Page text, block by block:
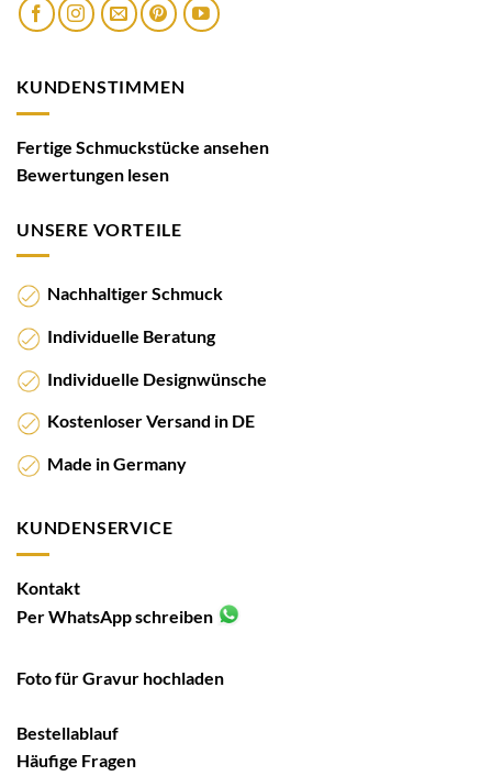
KUNDENSTIMMEN
Fertige Schmuckstücke ansehen
Bewertungen lesen
UNSERE VORTEILE
Nachhaltiger Schmuck
Individuelle Beratung
Individuelle Designwünsche
Kostenloser Versand in DE
Made in Germany
KUNDENSERVICE
Kontakt
Per WhatsApp schreiben
Foto für Gravur hochladen
Bestellablauf
Häufige Fragen